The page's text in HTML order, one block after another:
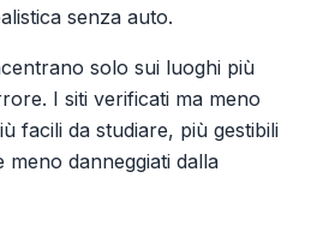
senza auto.
solo sui luoghi più
I siti verificati ma meno
facili da studiare, più gestibili
danneggiati dalla